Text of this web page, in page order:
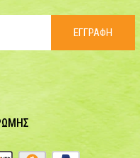
ΕΓΓΡΑΦΗ